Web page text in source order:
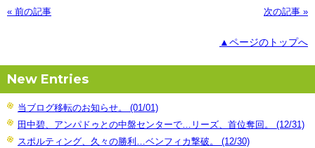
« 前の記事 次の記事 »
▲ページのトップへ
New Entries
当ブログ移転のお知らせ。 (01/01)
田中碧、アンパドゥとの中盤センターで…リーズ、首位奪回。 (12/31)
スポルティング、久々の勝利…ベンフィカ撃破。 (12/30)